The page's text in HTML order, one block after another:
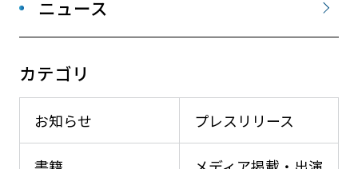
ニュース
カテゴリ
お知らせ プレスリリース